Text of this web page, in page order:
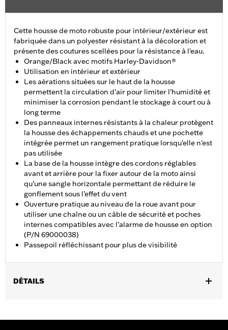
Cette housse de moto robuste pour intérieur/extérieur est
fabriquée dans un polyester résistant à la décoloration et
présente des coutures scellées pour la résistance à l'eau.
Orange/Black avec motifs Harley-Davidson®
Utilisation en intérieur et extérieur
Les aérations situées sur le haut de la housse
permettent la circulation d’air pour limiter l’humidité et
minimiser la corrosion pendant le stockage à court ou à
long terme
Des panneaux internes résistants à la chaleur protègent
la housse des échappements chauds et une pochette
intégrée permet un rangement pratique lorsqu'elle n'est
pas utilisée
La base de la housse intègre des cordons réglables
avant et arrière pour la fixer autour de la moto ainsi
qu’une sangle horizontale permettant de réduire le
gonflement sous l’effet du vent
Ouverture pratique au niveau de la roue avant pour
utiliser une chaîne ou un câble de sécurité et poches
internes compatibles avec l’alarme de housse en option
(P/N 69000038)
Passepoil réfléchissant pour plus de visibilité
DÉTAILS